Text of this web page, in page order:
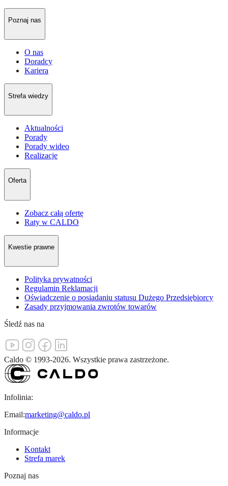
Poznaj nas
O nas
Doradcy
Kariera
Strefa wiedzy
Aktualności
Porady
Porady wideo
Realizacje
Oferta
Zobacz całą ofertę
Raty w CALDO
Kwestie prawne
Polityka prywatności
Regulamin Reklamacji
Oświadczenie o posiadaniu statusu Dużego Przedsiębiorcy
Zasady przyjmowania zwrotów towarów
Śledź nas na
Caldo © 1993-2026. Wszystkie prawa zastrzeżone.
Infolinia:
Email:marketing@caldo.pl
Informacje
Kontakt
Strefa marek
Poznaj nas